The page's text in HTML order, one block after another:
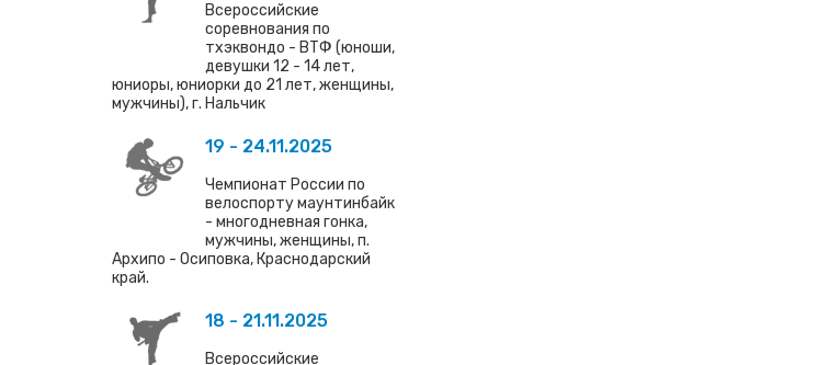
Всероссийские
соревнования по
тхэквондо - ВТФ (юноши,
девушки 12 - 14 лет,
юниоры, юниорки до 21 лет, женщины,
мужчины), г. Нальчик
19 - 24.11.2025
Чемпионат России по
велоспорту маунтинбайк
- многодневная гонка,
мужчины, женщины, п.
Архипо - Осиповка, Краснодарский
край.
18 - 21.11.2025
Всероссийские